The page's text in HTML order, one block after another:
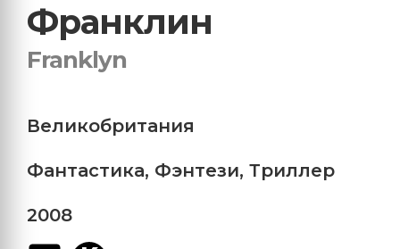
Франклин
Franklyn
Великобритания
Фантастика, Фэнтези, Триллер
2008